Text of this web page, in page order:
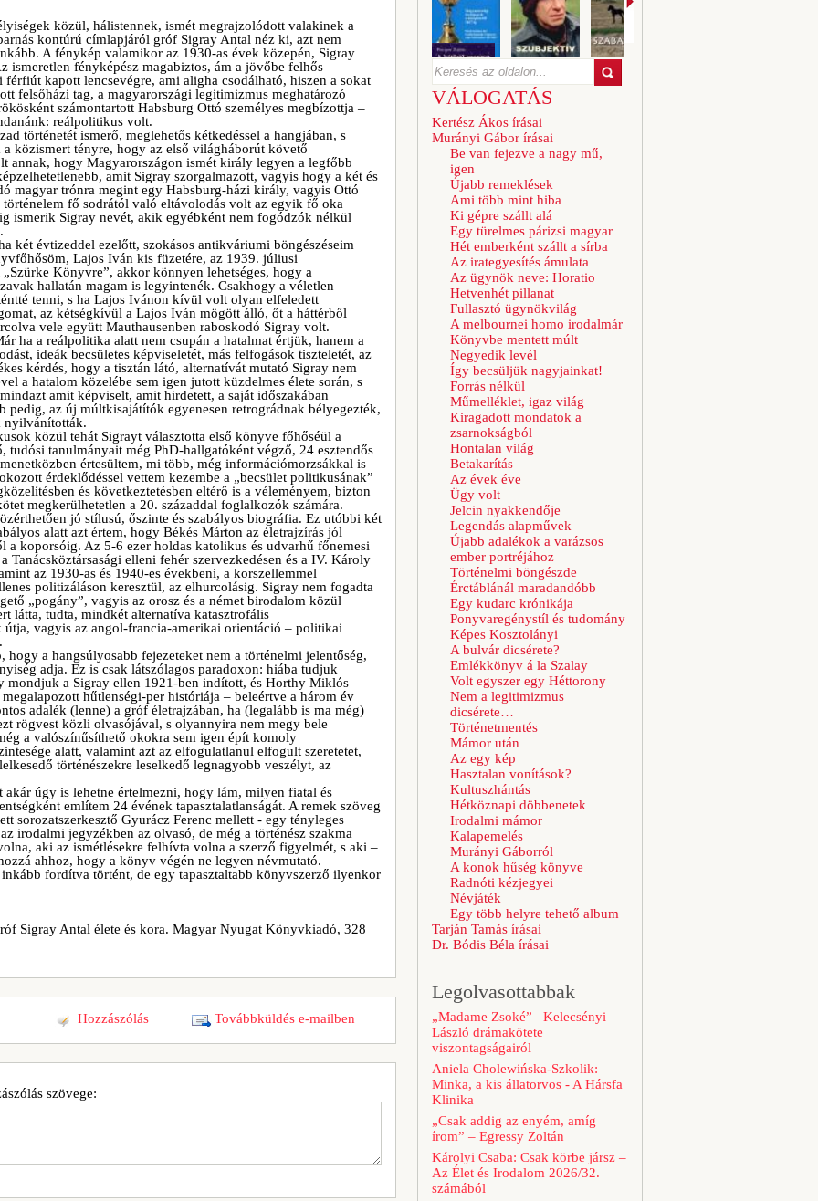
közül, hálistennek, ismét megrajzolódott valakinek a
kontúrú címlapjáról gróf Sigray Antal néz ki, azt nem
A fénykép valamikor az 1930-as évek közepén, Sigray
ismeretlen fényképész magabiztos, ám a jövőbe felhős
kapott lencsevégre, ami aligha csodálható, hiszen a sokat
felsőházi tag, a magyarországi legitimizmus meghatározó
számontartott Habsburg Ottó személyes megbízottja –
reálpolitikus volt.
történetét ismerő, meglehetős kétkedéssel a hangjában, s
a közismert tényre, hogy az első világháborút követő
annak, hogy Magyarországon ismét király legyen a legfőbb
amit Sigray szorgalmazott, vagyis hogy a két és
magyar trónra megint egy Habsburg-házi király, vagyis Ottó
történelem fő sodrától való eltávolodás volt az egyik fő oka
ismerik Sigray nevét, akik egyébként nem fogódzók nélkül
két évtizeddel ezelőtt, szokásos antikváriumi böngészéseim
Lajos Iván kis füzetére, az 1939. júliusi
Könyvre”, akkor könnyen lehetséges, hogy a
hallatán magam is legyintenék. Csakhogy a véletlen
tenni, s ha Lajos Ivánon kívül volt olyan elfeledett
az kétségkívül a Lajos Iván mögött álló, őt a háttérből
vele együtt Mauthausenben raboskodó Sigray volt.
ha a reálpolitika alatt nem csupán a hatalmat értjük, hanem a
ideák becsületes képviseletét, más felfogások tiszteletét, az
kérdés, hogy a tisztán látó, alternatívát mutató Sigray nem
a hatalom közelébe sem igen jutott küzdelmes élete során, s
amit képviselt, amit hirdetett, a saját időszakában
pedig, az új múltkisajátítók egyenesen retrográdnak bélyegezték,
nyilvánították.
közül tehát Sigrayt választotta első könyve főhőséül a
tudósi tanulmányait még PhD-hallgatóként végző, 24 esztendős
értesültem, mi több, még információmorzsákkal is
érdeklődéssel vettem kezembe a „becsület politikusának”
és következtetésben eltérő is a véleményem, bizton
megkerülhetetlen a 20. századdal foglalkozók számára.
jó stílusú, őszinte és szabályos biográfia. Ez utóbbi két
alatt azt értem, hogy Békés Márton az életrajzírás jól
a koporsóig. Az 5-6 ezer holdas katolikus és udvarhű főnemesi
Tanácsköztársasági elleni fehér szervezkedésen és a IV. Károly
az 1930-as és 1940-es évekbeni, a korszellemmel
politizáláson keresztül, az elhurcolásig. Sigray nem fogadta
„pogány”, vagyis az orosz és a német birodalom közül
látta, tudta, mindkét alternatíva katasztrofális
vagyis az angol-francia-amerikai orientáció – politikai
hogy a hangsúlyosabb fejezeteket nem a történelmi jelentőség,
adja. Ez is csak látszólagos paradoxon: hiába tudjuk
mondjuk a Sigray ellen 1921-ben indított, és Horthy Miklós
hűtlenségi-per históriája – beleértve a három év
adalék (lenne) a gróf életrajzában, ha (legalább is ma még)
rögvest közli olvasójával, s olyannyira nem megy bele
a valószínűsíthető okokra sem igen épít komoly
alatt, valamint azt az elfogulatlanul elfogult szeretetet,
történészekre leselkedő legnagyobb veszélyt, az
akár úgy is lehetne értelmezni, hogy lám, milyen fiatal és
említem 24 évének tapasztalatlanságát. A remek szöveg
sorozatszerkesztő Gyurácz Ferenc mellett - egy tényleges
irodalmi jegyzékben az olvasó, de még a történész szakma
aki az ismétlésekre felhívta volna a szerző figyelmét, s aki –
ahhoz, hogy a könyv végén ne legyen névmutató.
fordítva történt, de egy tapasztaltabb könyvszerző ilyenkor
Sigray Antal élete és kora. Magyar Nyugat Könyvkiadó, 328
Továbbküldés e-mailben
Hozzászólás
szövege:
VÁLOGATÁS
Kertész Ákos írásai
Murányi Gábor írásai
Be van fejezve a nagy mű,
igen
Újabb remeklések
Ami több mint hiba
Ki gépre szállt alá
Egy türelmes párizsi magyar
Hét emberként szállt a sírba
Az irategyesítés ámulata
Az ügynök neve: Horatio
Hetvenhét pillanat
Fullasztó ügynökvilág
A melbournei homo irodalmár
Könyvbe mentett múlt
Negyedik levél
Így becsüljük nagyjainkat!
Forrás nélkül
Műmelléklet, igaz világ
Kiragadott mondatok a
zsarnokságból
Hontalan világ
Betakarítás
Az évek éve
Ügy volt
Jelcin nyakkendője
Legendás alapművek
Újabb adalékok a varázsos
ember portréjához
Történelmi böngészde
Érctáblánál maradandóbb
Egy kudarc krónikája
Ponyvaregénystíl és tudomány
Képes Kosztolányi
A bulvár dicsérete?
Emlékkönyv á la Szalay
Volt egyszer egy Héttorony
Nem a legitimizmus
dicsérete…
Történetmentés
Mámor után
Az egy kép
Hasztalan vonítások?
Kultuszhántás
Hétköznapi döbbenetek
Irodalmi mámor
Kalapemelés
Murányi Gáborról
A konok hűség könyve
Radnóti kézjegyei
Névjáték
Egy több helyre tehető album
Tarján Tamás írásai
Dr. Bódis Béla írásai
Legolvasottabbak
„Madame Zsoké”– Kelecsényi
László drámakötete
viszontagságairól
Aniela Cholewińska-Szkolik:
Minka, a kis állatorvos - A Hársfa
Klinika
„Csak addig az enyém, amíg
írom” – Egressy Zoltán
Károlyi Csaba: Csak körbe jársz –
Az Élet és Irodalom 2026/32.
számából